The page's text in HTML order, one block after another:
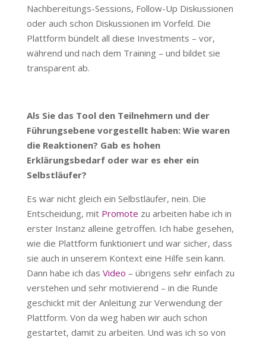
Nachbereitungs-Sessions, Follow-Up Diskussionen
oder auch schon Diskussionen im Vorfeld. Die
Plattform bündelt all diese Investments – vor,
während und nach dem Training – und bildet sie
transparent ab.
Als Sie das Tool den Teilnehmern und der
Führungsebene vorgestellt haben: Wie waren
die Reaktionen? Gab es hohen
Erklärungsbedarf oder war es eher ein
Selbstläufer?
Es war nicht gleich ein Selbstläufer, nein. Die
Entscheidung, mit Promote zu arbeiten habe ich in
erster Instanz alleine getroffen. Ich habe gesehen,
wie die Plattform funktioniert und war sicher, dass
sie auch in unserem Kontext eine Hilfe sein kann.
Dann habe ich das Video – übrigens sehr einfach zu
verstehen und sehr motivierend – in die Runde
geschickt mit der Anleitung zur Verwendung der
Plattform. Von da weg haben wir auch schon
gestartet, damit zu arbeiten. Und was ich so von